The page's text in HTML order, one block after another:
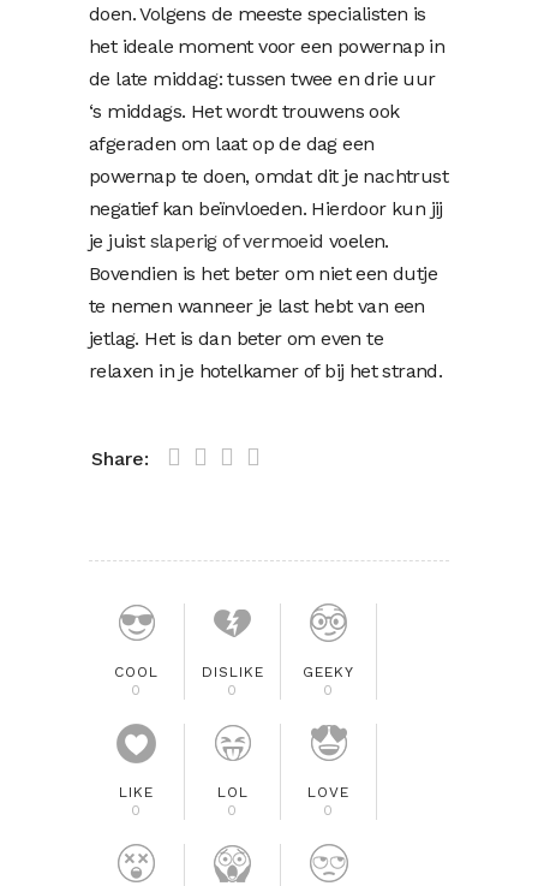
doen. Volgens de meeste specialisten is
het ideale moment voor een powernap in
de late middag: tussen twee en drie uur
‘s middags. Het wordt trouwens ook
afgeraden om laat op de dag een
powernap te doen, omdat dit je nachtrust
negatief kan beïnvloeden. Hierdoor kun jij
je juist slaperig of vermoeid voelen.
Bovendien is het beter om niet een dutje
te nemen wanneer je last hebt van een
jetlag. Het is dan beter om even te
relaxen in je hotelkamer of bij het strand.
Share:
COOL
0
DISLIKE
0
GEEKY
0
LIKE
0
LOL
0
LOVE
0